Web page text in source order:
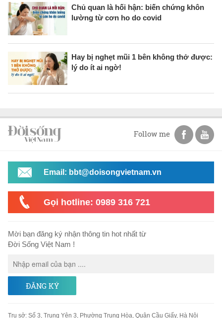
Chủ quan là hối hận: biến chứng khôn
lường từ cơn ho do covid
Hay bị nghẹt mũi 1 bên không thở được:
lý do ít ai ngờ!
Follow me
Email: bbt@doisongvietnam.vn
Gọi hotline: 0989 316 721
Mời bạn đăng ký nhận thông tin hot nhất từ
Đời Sống Việt Nam !
ĐĂNG KÝ
Trụ sở: Số 3, Trung Yên 3, Phường Trung Hòa, Quận Cầu Giấy, Hà Nội